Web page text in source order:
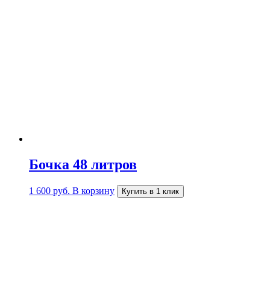
Бочка 48 литров
1 600 руб. В корзину Купить в 1 клик